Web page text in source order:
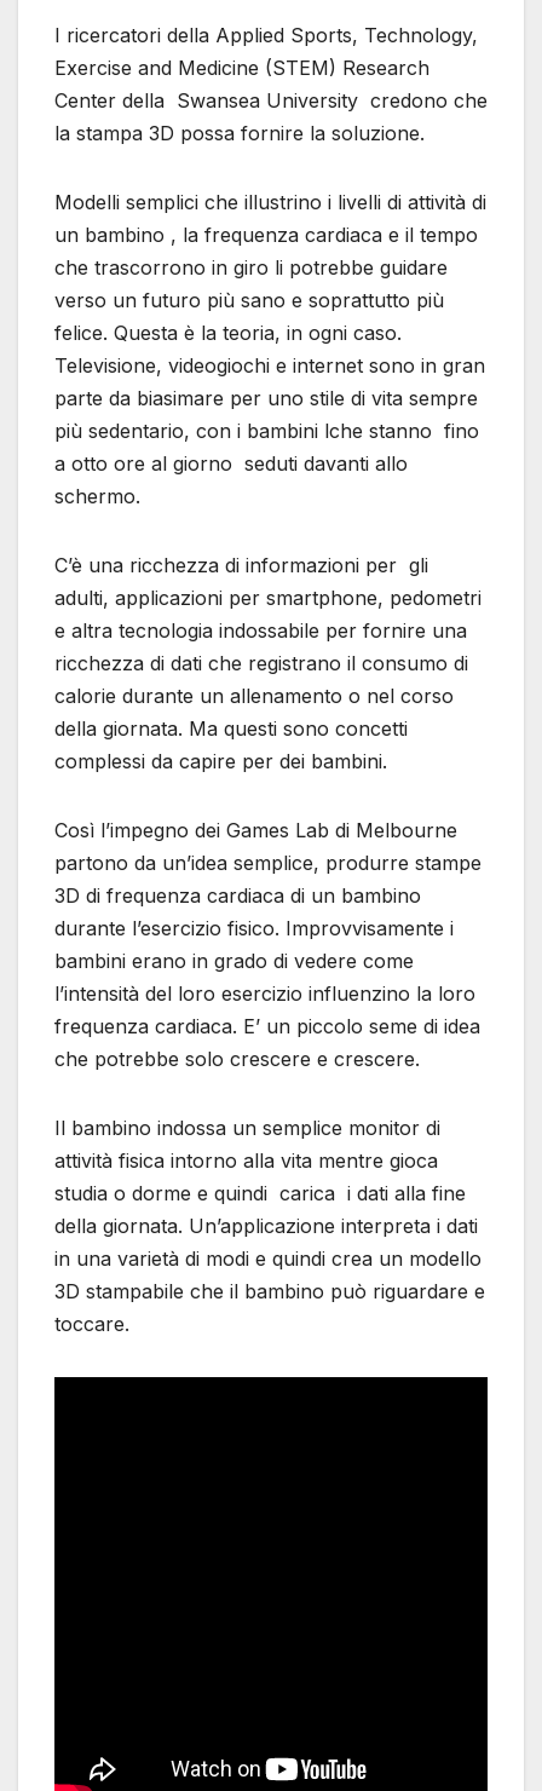
I ricercatori della Applied Sports, Technology,
Exercise and Medicine (STEM) Research
Center della Swansea University credono che
la stampa 3D possa fornire la soluzione.
Modelli semplici che illustrino i livelli di attività di
un bambino , la frequenza cardiaca e il tempo
che trascorrono in giro li potrebbe guidare
verso un futuro più sano e soprattutto più
felice. Questa è la teoria, in ogni caso.
Televisione, videogiochi e internet sono in gran
parte da biasimare per uno stile di vita sempre
più sedentario, con i bambini lche stanno fino
a otto ore al giorno seduti davanti allo
schermo.
C’è una ricchezza di informazioni per gli
adulti, applicazioni per smartphone, pedometri
e altra tecnologia indossabile per fornire una
ricchezza di dati che registrano il consumo di
calorie durante un allenamento o nel corso
della giornata. Ma questi sono concetti
complessi da capire per dei bambini.
Così l’impegno dei Games Lab di Melbourne
partono da un’idea semplice, produrre stampe
3D di frequenza cardiaca di un bambino
durante l’esercizio fisico. Improvvisamente i
bambini erano in grado di vedere come
l’intensità del loro esercizio influenzino la loro
frequenza cardiaca. E’ un piccolo seme di idea
che potrebbe solo crescere e crescere.
Il bambino indossa un semplice monitor di
attività fisica intorno alla vita mentre gioca
studia o dorme e quindi carica i dati alla fine
della giornata. Un’applicazione interpreta i dati
in una varietà di modi e quindi crea un modello
3D stampabile che il bambino può riguardare e
toccare.